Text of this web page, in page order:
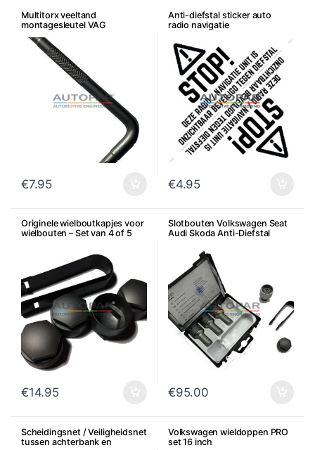
Multitorx veeltand
montagesleutel VAG
achterklepslot
€7.95
Anti-diefstal sticker auto
radio navigatie
€4.95
Originele wielboutkapjes voor
wielbouten – Set van 4 of 5
€14.95
Slotbouten Volkswagen Seat
Audi Skoda Anti-Diefstal
€95.00
Scheidingsnet / Veiligheidsnet
tussen achterbank en
Volkswagen wieldoppen PRO
set 16 inch